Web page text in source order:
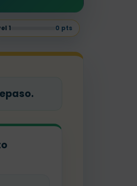
1 0 pts